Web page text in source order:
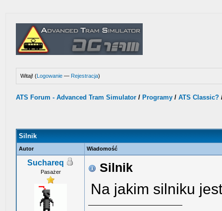
Witaj! (Logowanie — Rejestracja)
ATS Forum - Advanced Tram Simulator / Programy /ATS Classic?
Silnik
Autor Wiadomość
Suchareq
Pasażer Silnik
Na jakim silniku